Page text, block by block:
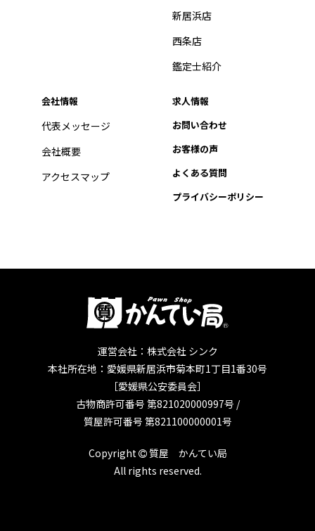
新居浜店
西条店
鑑定士紹介
会社情報
代表メッセージ
会社概要
アクセスマップ
求人情報
お問い合わせ
お客様の声
よくある質問
プライバシーポリシー
運営会社：株式会社 シンク
本社所在地：愛媛県新居浜市菊本町1丁目1番30号
［愛媛県公安委員会］
古物商許可番号 第821020000997号 /
質屋許可番号 第821100000001号
Copyright
質屋 かんてい局
All rights reserved.